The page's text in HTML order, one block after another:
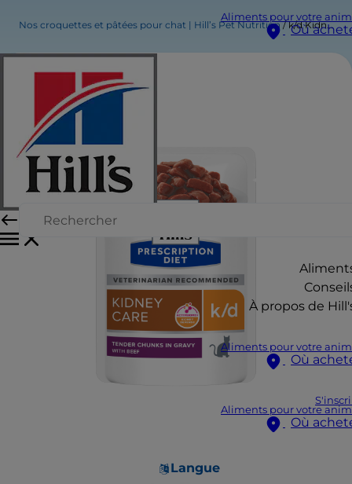
Aliments pour votre
Où
À propos de
Aliments pour votre
Où
Aliments pour votre
Où
Langue
Nos croquettes et pâtées pour chat | Hill’s Pet Nutrition k/d Kidney Care - Sachet Repas pour Chat - au Bœuf